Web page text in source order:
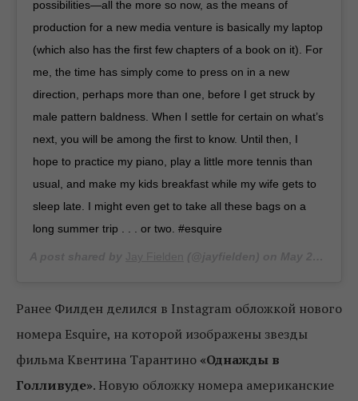
possibilities—all the more so now, as the means of
production for a new media venture is basically my laptop
(which also has the first few chapters of a book on it). For
me, the time has simply come to press on in a new
direction, perhaps more than one, before I get struck by
male pattern baldness. When I settle for certain on what’s
next, you will be among the first to know. Until then, I
hope to practice my piano, play a little more tennis than
usual, and make my kids breakfast while my wife gets to
sleep late. I might even get to take all these bags on a
long summer trip . . . or two. #esquire
Ранее Филден делился в Instagram обложкой нового
номера Esquire, на которой изображены звезды
фильма Квентина Тарантино «Однажды в
Голливуде». Новую обложку номера американские